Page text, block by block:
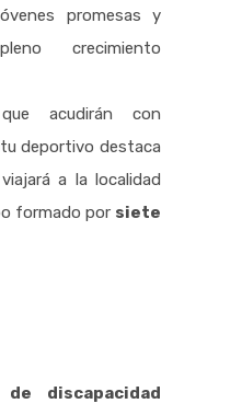
promesas y
crecimiento
acudirán con
deportivo destaca
a la localidad
formado por siete
discapacidad